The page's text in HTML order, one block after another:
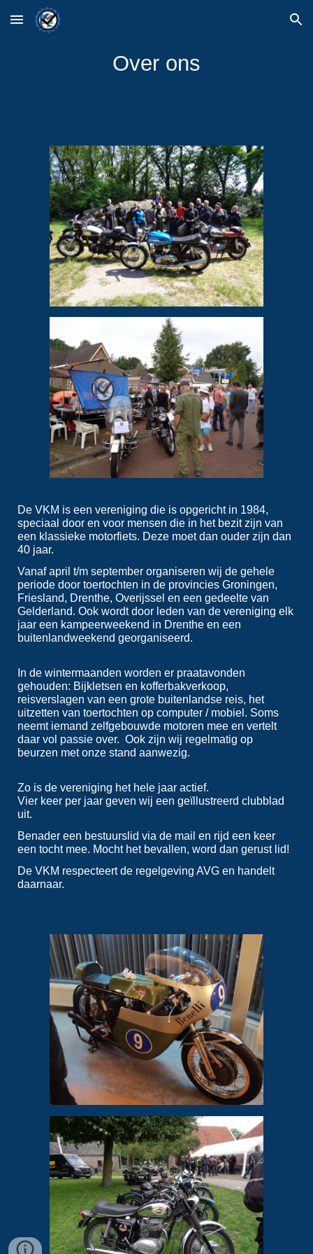
Skip to main content Skip to navigation
Over ons
De VKM is een vereniging die is opgericht in 1984,
speciaal door en voor mensen die in het bezit zijn van
een klassieke motorfiets. Deze moet dan ouder zijn dan
40 jaar.
Vanaf april t/m september organiseren wij de gehele
periode door toertochten in de provincies Groningen,
Friesland, Drenthe, Overijssel en een gedeelte van
Gelderland. Ook wordt door leden van de vereniging elk
jaar een kampeerweekend in Drenthe en een
buitenlandweekend georganiseerd.
In de wintermaanden worden er praatavonden
gehouden: Bijkletsen en kofferbakverkoop,
reisverslagen van een grote buitenlandse reis, het
uitzetten van toertochten op computer / mobiel. Soms
neemt iemand zelfgebouwde motoren mee en vertelt
daar vol passie over. Ook zijn wij regelmatig op
beurzen met onze stand aanwezig.
Zo is de vereniging het hele jaar actief.
Vier keer per jaar geven wij een geïllustreerd clubblad
uit.
Benader een bestuurslid via de mail en rijd een keer
een tocht mee. Mocht het bevallen, word dan gerust lid!
De VKM respecteert de regelgeving AVG en handelt
daarnaar.